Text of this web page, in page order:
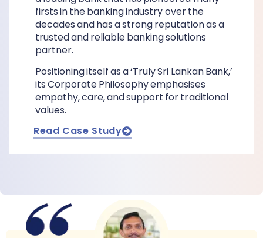
firsts in the banking industry over the
decades and has a strong reputation as a
trusted and reliable banking solutions
partner.
Positioning itself as a ‘Truly Sri Lankan Bank,’
its Corporate Philosophy emphasises
empathy, care, and support for traditional
values.
Read Case Study